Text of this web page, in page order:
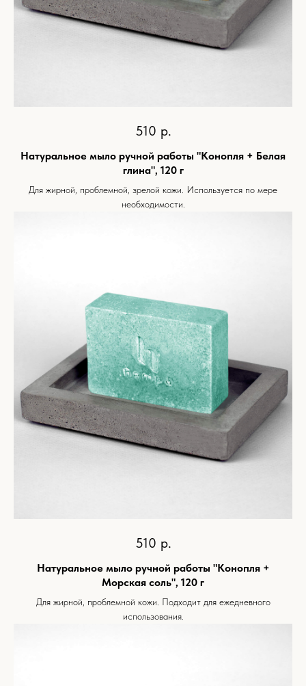
510 р.
Натуральное мыло ручной работы "Конопля + Белая
глина", 120 г
Для жирной, проблемной, зрелой кожи. Используется по мере
необходимости.
510 р.
Натуральное мыло ручной работы "Конопля +
Морская соль", 120 г
Для жирной, проблемной кожи. Подходит для ежедневного
использования.